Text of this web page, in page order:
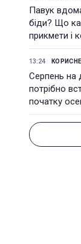
Павук
біди? Що
прикмети і
13:24 КОРИСНЕ
Серпень на
потрібно
початку